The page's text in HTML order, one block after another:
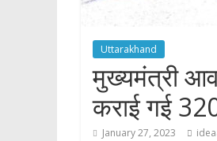
Uttarakhand
मुख्यमंत्री
कराई गई
January 27, 2023